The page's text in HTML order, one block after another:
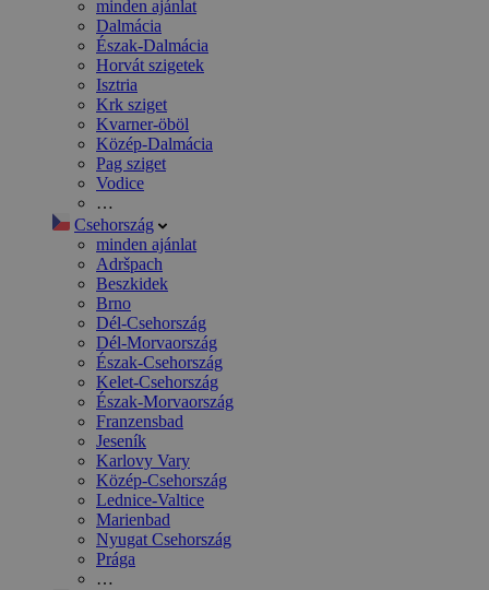
minden ajánlat
Dalmácia
Észak-Dalmácia
Horvát szigetek
Isztria
Krk sziget
Kvarner-öböl
Közép-Dalmácia
Pag sziget
Vodice
…
Csehország
minden ajánlat
Adršpach
Beszkidek
Brno
Dél-Csehország
Dél-Morvaország
Észak-Csehország
Kelet-Csehország
Észak-Morvaország
Franzensbad
Jeseník
Karlovy Vary
Közép-Csehország
Lednice-Valtice
Marienbad
Nyugat Csehország
Prága
…